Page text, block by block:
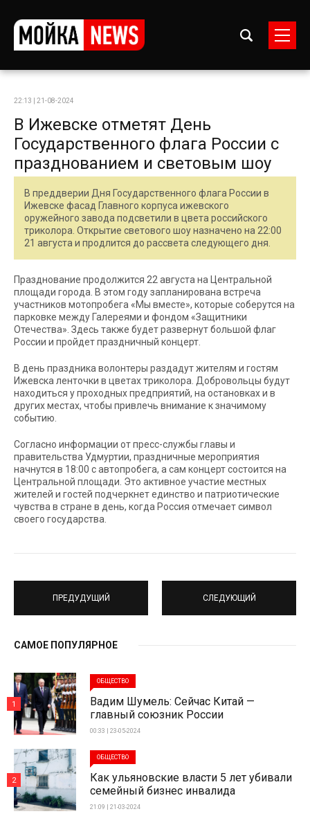
22:13 | 21-08-2024
В Ижевске отметят День
Государственного флага России с
празднованием и световым шоу
В преддверии Дня Государственного флага России в
Ижевске фасад Главного корпуса ижевского
оружейного завода подсветили в цвета российского
триколора. Открытие светового шоу назначено на 22:00
21 августа и продлится до рассвета следующего дня.
Празднование продолжится 22 августа на Центральной
площади города. В этом году запланирована встреча
участников мотопробега «Мы вместе», которые соберутся на
парковке между Галереями и фондом «Защитники
Отечества». Здесь также будет развернут большой флаг
России и пройдет праздничный концерт.
В день праздника волонтеры раздадут жителям и гостям
Ижевска ленточки в цветах триколора. Добровольцы будут
находиться у проходных предприятий, на остановках и в
других местах, чтобы привлечь внимание к значимому
событию.
Согласно информации от пресс-службы главы и
правительства Удмуртии, праздничные мероприятия
начнутся в 18:00 с автопробега, а сам концерт состоится на
Центральной площади. Это активное участие местных
жителей и гостей подчеркнет единство и патриотические
чувства в стране в день, когда Россия отмечает символ
своего государства.
ПРЕДУДУЩИЙ СЛЕДУЮЩИЙ
САМОЕ ПОПУЛЯРНОЕ
ОБЩЕСТВО
Вадим Шумель: Сейчас Китай —
главный союзник России
00:33 | 23-05-2024
1
ОБЩЕСТВО
Как ульяновские власти 5 лет убивали
семейный бизнес инвалида
21:09 | 21-03-2024
2